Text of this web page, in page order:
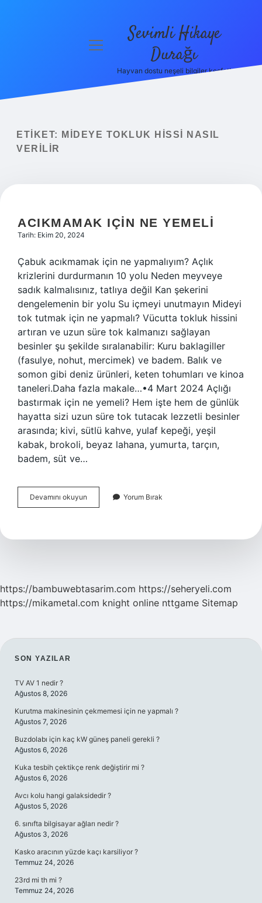
Yasal Uyarı
menüyü
Sevimli Hikaye
Durağı
Hayvan dostu neşeli bilgiler keşfet!
ETIKET:
MIDEYE TOKLUK HISSI NASIL
VERILIR
ACIKMAMAK IÇIN NE YEMELI
Tarih: Ekim 20, 2024
Çabuk acıkmamak için ne yapmalıyım? Açlık
krizlerini durdurmanın 10 yolu Neden meyveye
sadık kalmalısınız, tatlıya değil Kan şekerini
dengelemenin bir yolu Su içmeyi unutmayın Mideyi
tok tutmak için ne yapmalı? Vücutta tokluk hissini
artıran ve uzun süre tok kalmanızı sağlayan
besinler şu şekilde sıralanabilir: Kuru baklagiller
(fasulye, nohut, mercimek) ve badem. Balık ve
somon gibi deniz ürünleri, keten tohumları ve kinoa
taneleri.Daha fazla makale…•4 Mart 2024 Açlığı
bastırmak için ne yemeli? Hem işte hem de günlük
hayatta sizi uzun süre tok tutacak lezzetli besinler
arasında; kivi, sütlü kahve, yulaf kepeği, yeşil
kabak, brokoli, beyaz lahana, yumurta, tarçın,
badem, süt ve…
Devamını okuyun Acıkmamak
Için
Yorum Bırak
https://bambuwebtasarim.com https://seheryeli.com
https://mikametal.com knight online nttgame Sitemap
SIDEBAR
SON YAZILAR
TV AV 1 nedir ?
Ağustos 8, 2026
Kurutma makinesinin çekmemesi için ne yapmalı ?
Ağustos 7, 2026
Buzdolabı için kaç kW güneş paneli gerekli ?
Ağustos 6, 2026
Kuka tesbih çektikçe renk değiştirir mi ?
Ağustos 6, 2026
Avcı kolu hangi galaksidedir ?
Ağustos 5, 2026
6. sınıfta bilgisayar ağları nedir ?
Ağustos 3, 2026
Kasko aracının yüzde kaçı karsiliyor ?
Temmuz 24, 2026
23rd mi th mi ?
Temmuz 24, 2026